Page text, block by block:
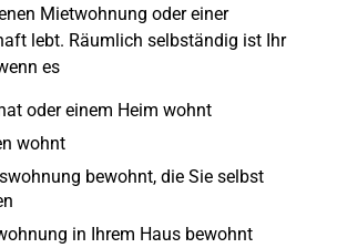
Mietwohnung oder einer
lebt. Räumlich selbständig ist Ihr
es
oder einem Heim wohnt
wohnt
bewohnt, die Sie selbst
in Ihrem Haus bewohnt